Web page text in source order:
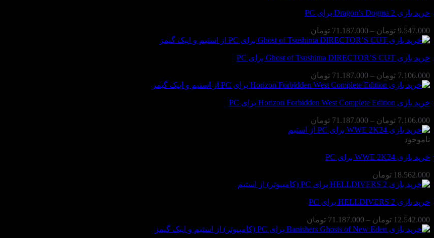
خرید بازی Dragon’s Dogma 2 برای PC
9.547.000 تومان –
71.187.000 تومان
قیمت:
تا
خرید بازی Ghost of Tsushima DIRECTOR’S CUT برای PC
7.106.000 تومان –
71.187.000 تومان
قیمت:
تا
خرید بازی Horizon Forbidden West Complete Edition برای PC
7.106.000 تومان –
71.187.000 تومان
قیمت:
ناموجود
خرید بازی WWE 2K24 برای PC
18.562.000 تومان
خرید بازی HELLDIVERS 2 برای PC
12.542.000 تومان –
71.187.000 تومان
قیمت: